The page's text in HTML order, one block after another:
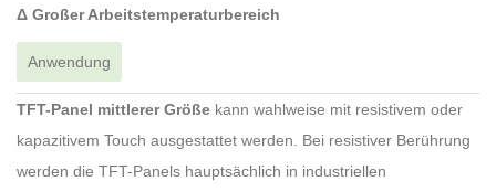
Δ Großer Arbeitstemperaturbereich
Anwendung
TFT-Panel mittlerer Größe kann wahlweise mit resistivem oder
kapazitivem Touch ausgestattet werden. Bei resistiver Berührung
werden die TFT-Panels hauptsächlich in industriellen